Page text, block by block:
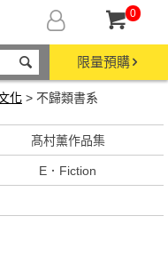
0
限量預購
化 > 不歸類書系
髙村薰作品集
E．Fiction